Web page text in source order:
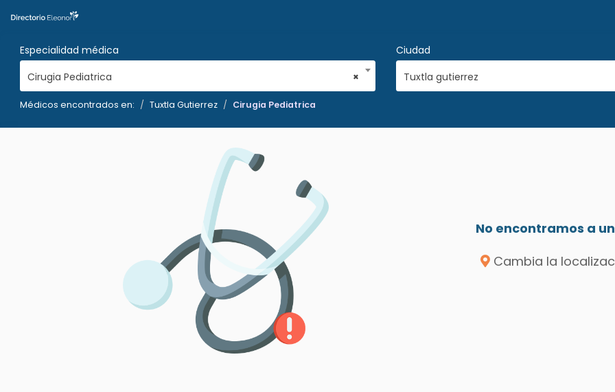
Especialidad médica
×
Cirugia Pediatrica
Ciudad
Tuxtla gutierrez
Médicos encontrados en: Tuxtla Gutierrez Cirugia Pediatrica
No encontramos a
Cambia la